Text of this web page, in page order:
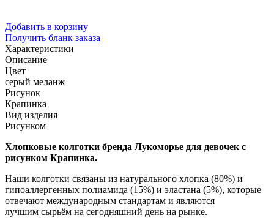
Добавить в корзину
Получить бланк заказа
Характеристики
Описание
Цвет
серый меланж
Рисунок
Крапинка
Вид изделия
Рисунком
Хлопковые колготки бренда Лукоморье для девочек с
рисунком Крапинка.
Наши колготки связаны из натурального хлопка (80%) и
гипоаллергенных полиамида (15%) и эластана (5%), которые
отвечают международным стандартам и являются
лучшим сырьём на сегодняшний день на рынке.